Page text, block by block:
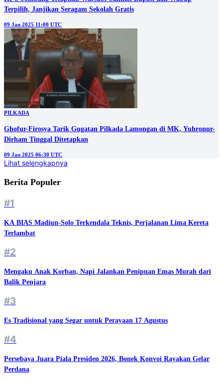
Terpilih, Janjikan Seragam Sekolah Gratis
09 Jan 2025 11:00 UTC
PILKADA
Ghofur-Firosya Tarik Gugatan Pilkada Lamongan di MK, Yuhronur-
Dirham Tinggal Ditetapkan
09 Jan 2025 06:30 UTC
Lihat selengkapnya
Berita Populer
#1
KA BIAS Madiun-Solo Terkendala Teknis, Perjalanan Lima Kereta
Terlambat
#2
Mengaku Anak Korban, Napi Jalankan Penipuan Emas Murah dari
Balik Penjara
#3
Es Tradisional yang Segar untuk Perayaan 17 Agustus
#4
Persebaya Juara Piala Presiden 2026, Bonek Konvoi Rayakan Gelar
Perdana